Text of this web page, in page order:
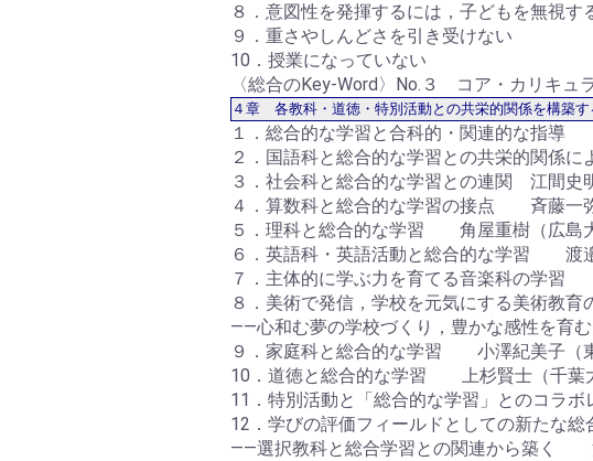
８．意図性を発揮するには，子どもを無視す
９．重さやしんどさを引き受けない
10．授業になっていない
〈総合のKey-Word〉No.３ コア・カリキュ
４章 各教科・道徳・特別活動との共栄的関係を構築す
１．総合的な学習と合科的・関連的な指
２．国語科と総合的な学習との共栄的関係
３．社会科と総合的な学習との連関 江間史
４．算数科と総合的な学習の接点 斉藤一弥
５．理科と総合的な学習 角屋重樹（広島大
６．英語科・英語活動と総合的な学習 渡邉
７．主体的に学ぶ力を育てる音楽科の学習
８．美術で発信，学校を元気にする美術教育
――心和む夢の学校づくり，豊かな感性を育
９．家庭科と総合的な学習 小澤紀美子（東
10．道徳と総合的な学習 上杉賢士（千葉
11．特別活動と「総合的な学習」とのコラ
12．学びの評価フィールドとしての新たな総
――選択教科と総合学習との関連から築く